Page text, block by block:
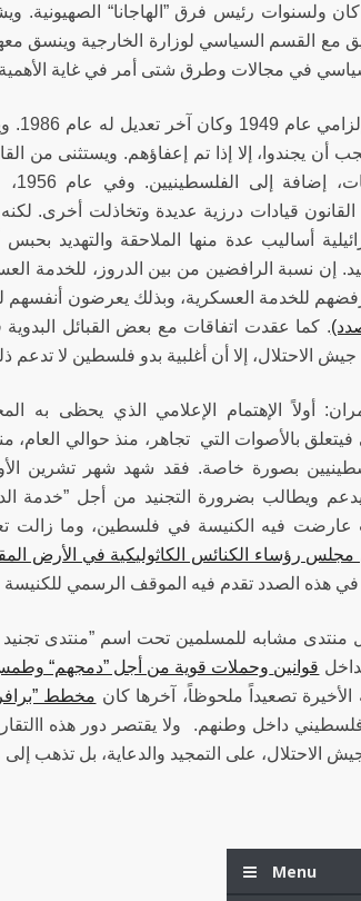
ولسنوات رئيس فرق ”الهاجانا“ الصهيونية.
مع القسم السياسي لوزارة الخارجية
في مجالات وطرق شتى أمر في غاية
جرى
عن 18 عاماً يجب أن يجندوا، إلا إذا تم إعفاؤهم.
قيادات درزية عديدة وتخاذلت أخرى.
أساليب عدة منها الملاحقة والتهديد
إن نسبة الرافضين من بين الدروز، للخدمة
رفضهم للخدمة العسكرية، وبذلك يعرضون
. كما عقدت اتفاقات مع بعض القبائل
الاحتلال، إلا أن أغلبية بدو فلسطين لا تدعم
أولاً الإهتمام الإعلامي الذي يحظى
فيتعلق بالأصوات التي تجاهر، منذ حوالي
بصورة خاصة. فقد شهد شهر تشرين
ويطالب بضرورة التجنيد من أجل ”خدمة
عارضت فيه الكنيسة في فلسطين، وما زالت
مجلس رؤساء الكنائس الكاثوليكية في الأرض
في هذه الصدد تقدم فيه الموقف الرسمي
مشابه للمسلمين تحت اسم ”منتدى تجنيد
قوانين وحملات قوية من أجل ”دمجهم“
الأخيرة تصعيداً ملحوظاً، آخرها كان مخطط
داخل وطنهم. ولا يقتصر دور هذه
الاحتلال، على التمجيد والدعاية، بل تذهب